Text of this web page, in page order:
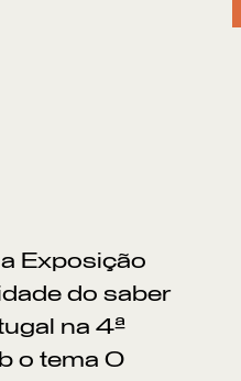
Exposição
do saber
na 4ª
o tema O